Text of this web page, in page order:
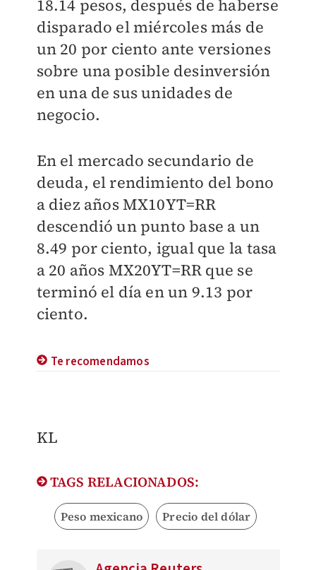
18.14 pesos, después de haberse
disparado el miércoles más de
un 20 por ciento ante versiones
sobre una posible desinversión
en una de sus unidades de
negocio.
En el mercado secundario de
deuda, el rendimiento del bono
a diez años MX10YT=RR
descendió un punto base a un
8.49 por ciento, igual que la tasa
a 20 años MX20YT=RR que se
terminó el día en un 9.13 por
ciento.
Te recomendamos
KL
TAGS RELACIONADOS:
Peso mexicano Precio del dólar